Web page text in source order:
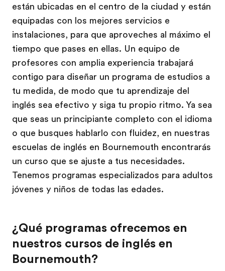
están ubicadas en el centro de la ciudad y están
equipadas con los mejores servicios e
instalaciones, para que aproveches al máximo el
tiempo que pases en ellas. Un equipo de
profesores con amplia experiencia trabajará
contigo para diseñar un programa de estudios a
tu medida, de modo que tu aprendizaje del
inglés sea efectivo y siga tu propio ritmo. Ya sea
que seas un principiante completo con el idioma
o que busques hablarlo con fluidez, en nuestras
escuelas de inglés en Bournemouth encontrarás
un curso que se ajuste a tus necesidades.
Tenemos programas especializados para adultos
jóvenes y niños de todas las edades.
¿Qué programas ofrecemos en
nuestros cursos de inglés en
Bournemouth?